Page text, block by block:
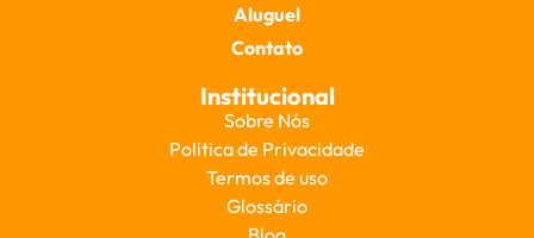
Aluguel
Contato
Institucional
Sobre Nós
Politica de Privacidade
Termos de uso
Glossário